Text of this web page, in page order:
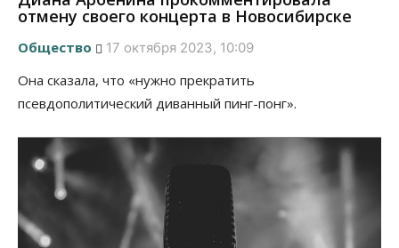
отмену своего концерта в Новосибирске
Общество 17 октября 2023, 10:09
Она сказала, что «нужно прекратить
псевдополитический диванный пинг-понг».